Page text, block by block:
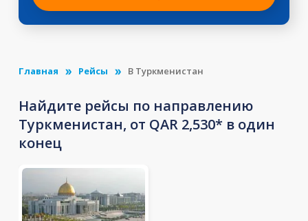
Главная Рейсы В Туркменистан
Найдите рейсы по направлению
Туркменистан, от QAR 2,530* в один
конец